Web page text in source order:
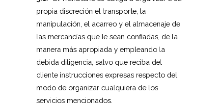
propia discreción el transporte, la
manipulación, el acarreo y el almacenaje de
las mercancías que le sean confiadas, de la
manera más apropiada y empleando la
debida diligencia, salvo que reciba del
cliente instrucciones expresas respecto del
modo de organizar cualquiera de los
servicios mencionados.